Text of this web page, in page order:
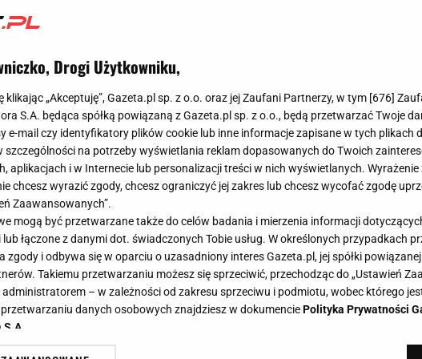
Drogi Użytkowniku,
klikając „Akceptuję”, Gazeta.pl sp. z o.o. oraz jej Zaufani Partnerzy, w tym [676]
S.A. będąca spółką powiązaną z Gazeta.pl sp. z o.o., będą przetwarzać Twoje
e-mail czy identyfikatory plików cookie lub inne informacje zapisane w tych plikach
szczególności na potrzeby wyświetlania reklam dopasowanych do Twoich
aplikacjach i w Internecie lub personalizacji treści w nich wyświetlanych. Wyrażenie
chcesz wyrazić zgody, chcesz ograniczyć jej zakres lub chcesz wycofać zgodę
Zaawansowanych”.
mogą być przetwarzane także do celów badania i mierzenia informacji
łączone z danymi dot. świadczonych Tobie usług. W określonych przypadkach
zgody i odbywa się w oparciu o uzasadniony interes Gazeta.pl, jej spółki
Takiemu przetwarzaniu możesz się sprzeciwić, przechodząc do „Ustawień
administratorem – w zależności od zakresu sprzeciwu i podmiotu, wobec którego
danych osobowych znajdziesz w dokumenciePolityka Prywatności